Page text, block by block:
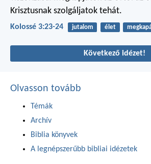
Krisztusnak szolgáljatok tehát.
Kolossé 3:23-24 jutalom élet
Következő idézet!
Olvasson tovább
Témák
Archív
Biblia könyvek
A legnépszerűbb bibliai idézetek